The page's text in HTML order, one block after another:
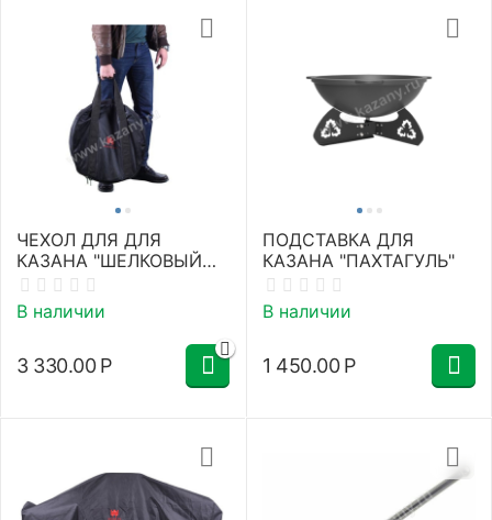
ЧЕХОЛ ДЛЯ ДЛЯ
КАЗАНА "ШЕЛКОВЫЙ
ПУТЬ", ДВУХСЛОЙНЫЙ
В наличии
3 330.00 Р
ПОДСТАВКА ДЛЯ
КАЗАНА "ПАХТАГУЛЬ"
В наличии
1 450.00 Р